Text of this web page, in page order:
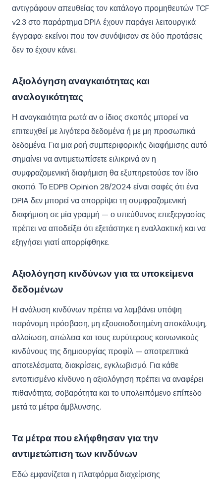
αντιγράφουν απευθείας τον κατάλογο προμηθευτών TCF
v2.3 στο παράρτημα DPIA έχουν παράγει λειτουργικά
έγγραφα· εκείνοι που τον συνόψισαν σε δύο προτάσεις
δεν το έχουν κάνει.
Αξιολόγηση αναγκαιότητας και
αναλογικότητας
Η αναγκαιότητα ρωτά αν ο ίδιος σκοπός μπορεί να
επιτευχθεί με λιγότερα δεδομένα ή με μη προσωπικά
δεδομένα. Για μια ροή συμπεριφορικής διαφήμισης αυτό
σημαίνει να αντιμετωπίσετε ειλικρινά αν η
συμφραζομενική διαφήμιση θα εξυπηρετούσε τον ίδιο
σκοπό. Το EDPB Opinion 28/2024 είναι σαφές ότι ένα
DPIA δεν μπορεί να απορρίψει τη συμφραζομενική
διαφήμιση σε μία γραμμή — ο υπεύθυνος επεξεργασίας
πρέπει να αποδείξει ότι εξετάστηκε η εναλλακτική και να
εξηγήσει γιατί απορρίφθηκε.
Αξιολόγηση κινδύνων για τα υποκείμενα
δεδομένων
Η ανάλυση κινδύνων πρέπει να λαμβάνει υπόψη
παράνομη πρόσβαση, μη εξουσιοδοτημένη αποκάλυψη,
αλλοίωση, απώλεια και τους ευρύτερους κοινωνικούς
κινδύνους της δημιουργίας προφίλ — αποτρεπτικά
αποτελέσματα, διακρίσεις, εγκλωβισμό. Για κάθε
εντοπισμένο κίνδυνο η αξιολόγηση πρέπει να αναφέρει
πιθανότητα, σοβαρότητα και το υπολειπόμενο επίπεδο
μετά τα μέτρα άμβλυνσης.
Τα μέτρα που ελήφθησαν για την
αντιμετώπιση των κινδύνων
Εδώ εμφανίζεται η πλατφόρμα διαχείρισης